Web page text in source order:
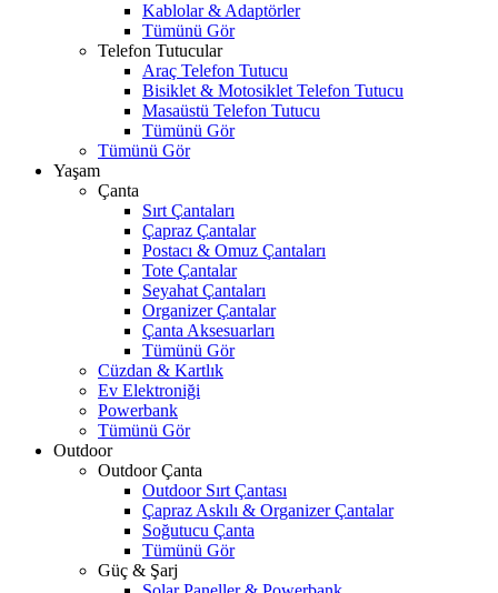
Kablolar & Adaptörler
Tümünü Gör
Telefon Tutucular
Araç Telefon Tutucu
Bisiklet & Motosiklet Telefon Tutucu
Masaüstü Telefon Tutucu
Tümünü Gör
Tümünü Gör
Yaşam
Çanta
Sırt Çantaları
Çapraz Çantalar
Postacı & Omuz Çantaları
Tote Çantalar
Seyahat Çantaları
Organizer Çantalar
Çanta Aksesuarları
Tümünü Gör
Cüzdan & Kartlık
Ev Elektroniği
Powerbank
Tümünü Gör
Outdoor
Outdoor Çanta
Outdoor Sırt Çantası
Çapraz Askılı & Organizer Çantalar
Soğutucu Çanta
Tümünü Gör
Güç & Şarj